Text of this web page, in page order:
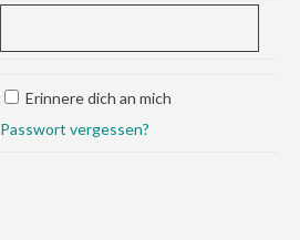
Erinnere dich an mich
Passwort vergessen?